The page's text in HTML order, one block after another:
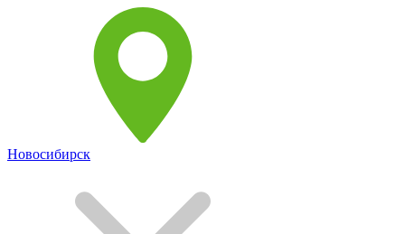
Новосибирск